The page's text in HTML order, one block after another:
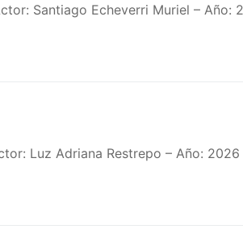
Santiago Echeverri Muriel – Año:
Luz Adriana Restrepo – Año: